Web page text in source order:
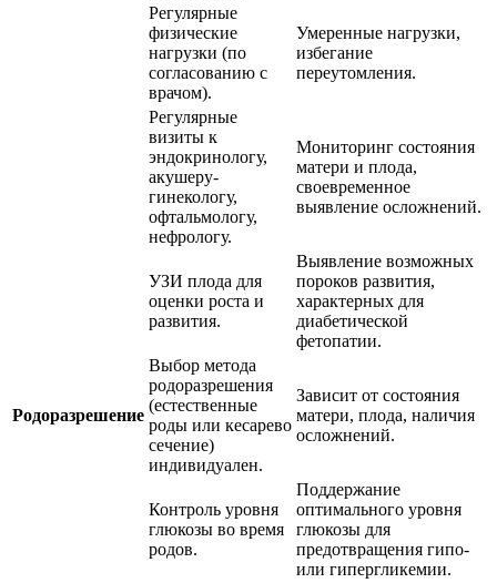
Регулярные
физические
нагрузки (по
согласованию с
врачом).
Умеренные нагрузки,
избегание
переутомления.
Регулярные
визиты к
эндокринологу,
акушеру-
гинекологу,
офтальмологу,
нефрологу.
Мониторинг состояния
матери и плода,
своевременное
выявление осложнений.
УЗИ плода для
оценки роста и
развития.
Выявление возможных
пороков развития,
характерных для
диабетической
фетопатии.
Родоразрешение
Выбор метода
родоразрешения
(естественные
роды или кесарево
сечение)
индивидуален.
Зависит от состояния
матери, плода, наличия
осложнений.
Контроль уровня
глюкозы во время
родов.
Поддержание
оптимального уровня
глюкозы для
предотвращения гипо-
или гипергликемии.